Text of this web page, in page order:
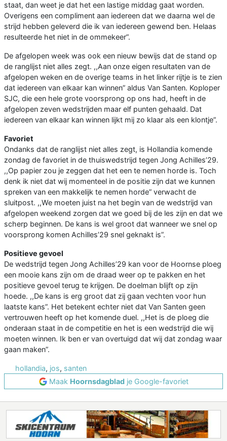
staat, dan weet je dat het een lastige middag gaat worden.
Overigens een compliment aan iedereen dat we daarna wel de
strijd hebben geleverd die ik van iedereen gewend ben. Helaas
resulteerde het niet in de ommekeer”.
De afgelopen week was ook een nieuw bewijs dat de stand op
de ranglijst niet alles zegt. ,,Aan onze eigen resultaten van de
afgelopen weken en de overige teams in het linker rijtje is te zien
dat iedereen van elkaar kan winnen” aldus Van Santen. Koploper
SJC, die een hele grote voorsprong op ons had, heeft in de
afgelopen zeven wedstrijden maar elf punten gehaald. Dat
iedereen van elkaar kan winnen lijkt mij zo klaar als een klontje”.
Favoriet
Ondanks dat de ranglijst niet alles zegt, is Hollandia komende
zondag de favoriet in de thuiswedstrijd tegen Jong Achilles’29.
,,Op papier zou je zeggen dat het een te nemen horde is. Toch
denk ik niet dat wij momenteel in de positie zijn dat we kunnen
spreken van een makkelijk te nemen horde” verwacht de
sluitpost. ,,We moeten juist na het begin van de wedstrijd van
afgelopen weekend zorgen dat we goed bij de les zijn en dat we
scherp beginnen. De kans is wel groot dat wanneer we snel op
voorsprong komen Achilles’29 snel geknakt is”.
Positieve gevoel
De wedstrijd tegen Jong Achilles’29 kan voor de Hoornse ploeg
een mooie kans zijn om de draad weer op te pakken en het
positieve gevoel terug te krijgen. De doelman blijft op zijn
hoede. ,,De kans is erg groot dat zij gaan vechten voor hun
laatste kans”. Het betekent echter niet dat Van Santen geen
vertrouwen heeft op het komende duel. ,,Het is de ploeg die
onderaan staat in de competitie en het is een wedstrijd die wij
moeten winnen. Ik ben er van overtuigd dat wij dat zondag waar
gaan maken”.
hollandia, jos, santen
Maak Hoornsdagbladje Google-favoriet